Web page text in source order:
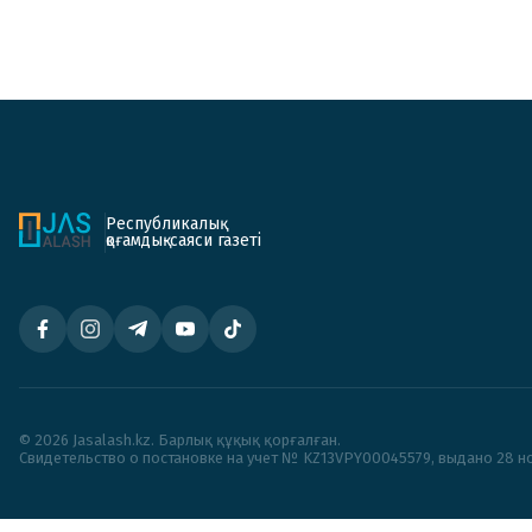
Республикалық
қоғамдық-саяси газеті
© 2026 Jasalash.kz. Барлық құқық қорғалған.
Cвидетельство о постановке на учет № KZ13VPY00045579, выдано 28